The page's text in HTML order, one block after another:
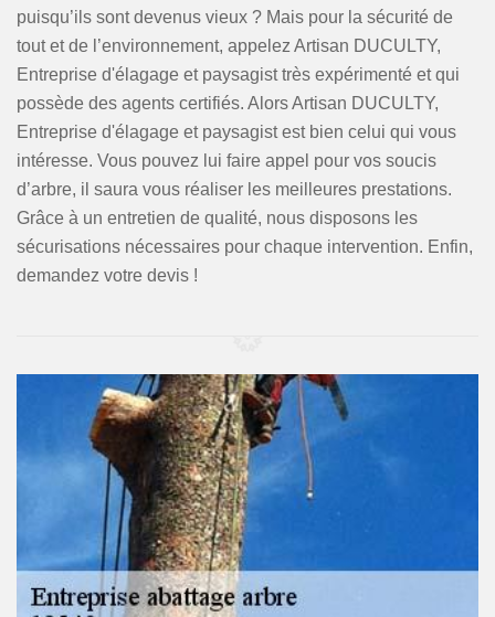
puisqu’ils sont devenus vieux ? Mais pour la sécurité de
tout et de l’environnement, appelez Artisan DUCULTY,
Entreprise d'élagage et paysagist très expérimenté et qui
possède des agents certifiés. Alors Artisan DUCULTY,
Entreprise d'élagage et paysagist est bien celui qui vous
intéresse. Vous pouvez lui faire appel pour vos soucis
d’arbre, il saura vous réaliser les meilleures prestations.
Grâce à un entretien de qualité, nous disposons les
sécurisations nécessaires pour chaque intervention. Enfin,
demandez votre devis !